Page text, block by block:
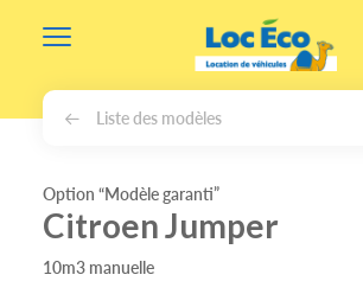
Liste des modèles
Option “Modèle garanti”
Citroen Jumper
10m3 manuelle